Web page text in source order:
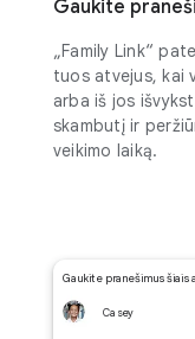
Gaukite
„Family Link“
tuos atvejus, kai
arba iš jos
skambutį ir
veikimo laiką.
Gaukite pranešimus šiais
Casey